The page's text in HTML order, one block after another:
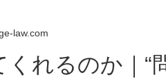
law.com